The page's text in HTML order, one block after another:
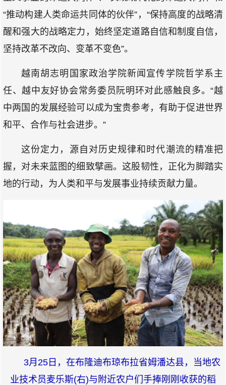
“推动构建人类命运共同体的伙伴”，“保持高度的战略清
醒和强大的战略定力，始终坚定道路自信和制度自信，
坚持改革不改向、变革不变色”。
越南胡志明国家政治学院新闻宣传学院哲学系主
任、越中友好协会常务委员阮明环对此感触良多。“越
中两国的发展经验可以成为宝贵参考，有助于促进世界
和平、合作与社会进步。”
这份定力，源自对历史规律和时代潮流的精准把
握，对未来蓝图的细致擘画。这股韧性，正化为脚踏实
地的行动，为人类和平与发展事业持续贡献力量。
3月25日，在布隆迪布琼布拉省姆潘达县，当地农
业技术员麦乐斯(右)与附近农户们手捧刚刚收获的稻